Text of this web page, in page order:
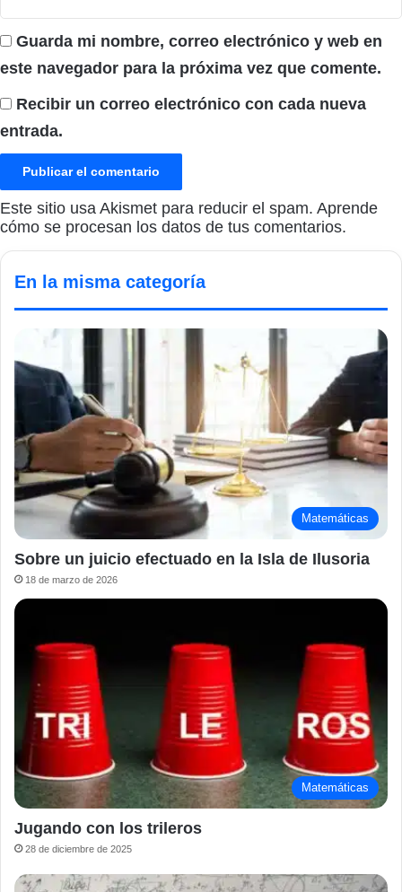
Guarda mi nombre, correo electrónico y web en
este navegador para la próxima vez que comente.
Recibir un correo electrónico con cada nueva
entrada.
Este sitio usa Akismet para reducir el spam. Aprende
cómo se procesan los datos de tus comentarios.
En la misma categoría
Matemáticas
Sobre un juicio efectuado en la Isla de Ilusoria
18 de marzo de 2026
Matemáticas
Jugando con los trileros
28 de diciembre de 2025